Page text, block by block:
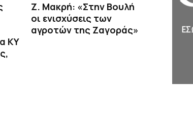
ΚΥ
Ζ. Μακρή: «Στην Βουλή
οι ενισχύσεις των
αγροτών της Ζαγοράς»